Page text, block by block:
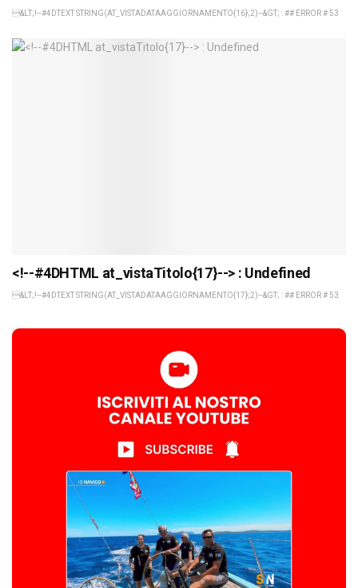
&LT;!--#4DTEXT STRING(AT_VISTADATAAGGIORNAMENTO{16};2)--&GT; : ## ERROR # 53
<!--#4DHTML at_vistaTitolo{17}--> : Undefined
&LT;!--#4DTEXT STRING(AT_VISTADATAAGGIORNAMENTO{17};2)--&GT; : ## ERROR # 53